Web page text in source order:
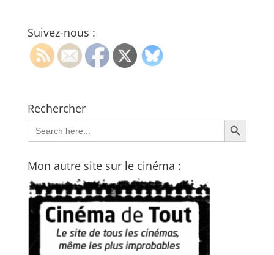
Suivez-nous :
Rechercher
Search
for:
Search Button
Mon autre site sur le cinéma :